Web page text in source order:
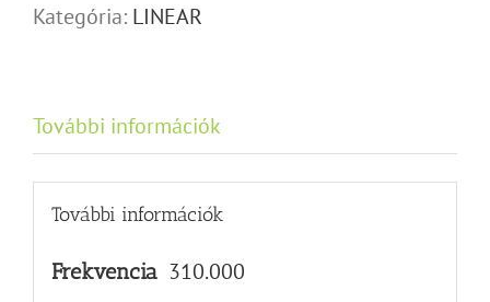
Kategória: LINEAR
További információk
További információk
Frekvencia 310.000